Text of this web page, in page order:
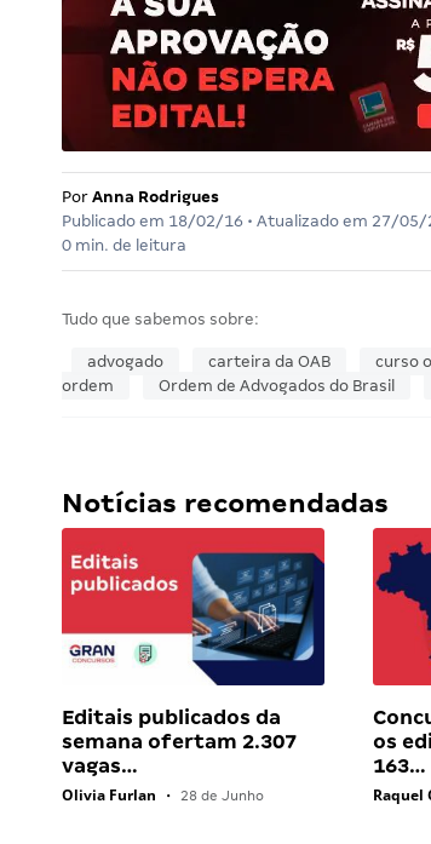
Por Anna Rodrigues
Publicado em 18/02/16 • Atualizado em 27/05/
0 min. de leitura
Tudo que sabemos sobre:
advogado carteira da OAB curso
ordem
Ordem de Advogados do Brasil
Notícias recomendadas
Editais publicados da
semana ofertam 2.307
vagas…
Olivia Furlan • 28 de Junho
os
163…
Raquel